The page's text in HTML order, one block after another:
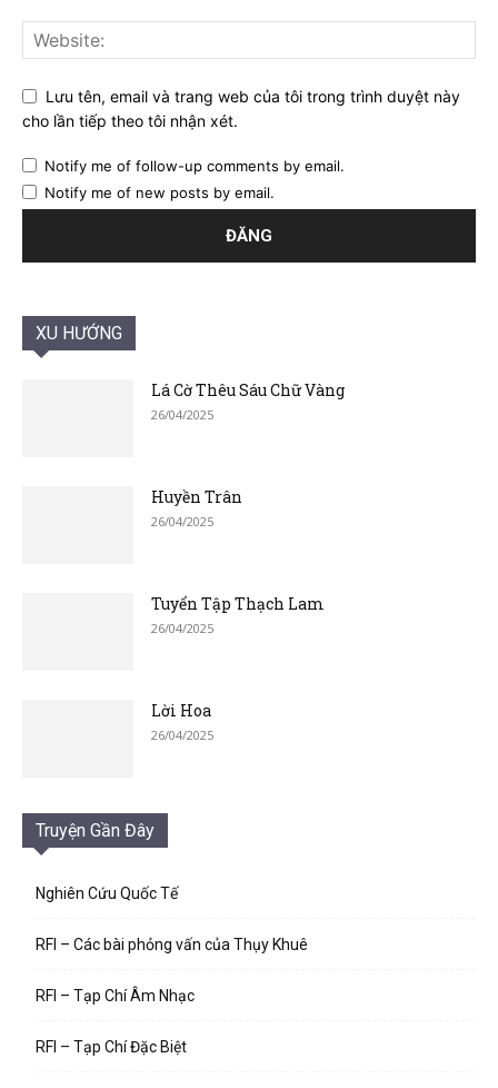
Lưu tên, email và trang web của tôi trong trình duyệt này
cho lần tiếp theo tôi nhận xét.
Notify me of follow-up comments by email.
Notify me of new posts by email.
XU HƯỚNG
Lá Cờ Thêu Sáu Chữ Vàng
26/04/2025
Huyền Trân
26/04/2025
Tuyển Tập Thạch Lam
26/04/2025
Lời Hoa
26/04/2025
Truyện Gần Đây
Nghiên Cứu Quốc Tế
RFI – Các bài phỏng vấn của Thụy Khuê
RFI – Tạp Chí Âm Nhạc
RFI – Tạp Chí Đặc Biệt